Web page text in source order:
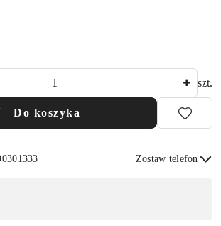
szt.
Do koszyka
Zostaw telefon